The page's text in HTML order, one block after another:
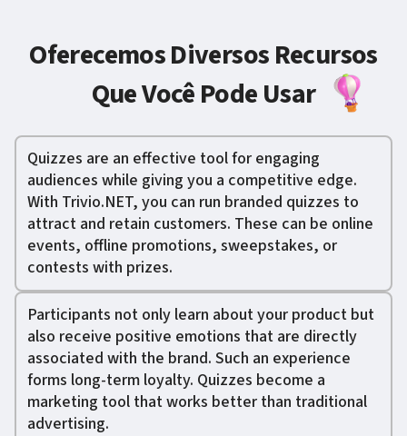
Oferecemos Diversos Recursos
Que Você Pode Usar
Quizzes are an effective tool for engaging
audiences while giving you a competitive edge.
With Trivio.NET, you can run branded quizzes to
attract and retain customers. These can be online
events, offline promotions, sweepstakes, or
contests with prizes.
Participants not only learn about your product but
also receive positive emotions that are directly
associated with the brand. Such an experience
forms long-term loyalty. Quizzes become a
marketing tool that works better than traditional
advertising.